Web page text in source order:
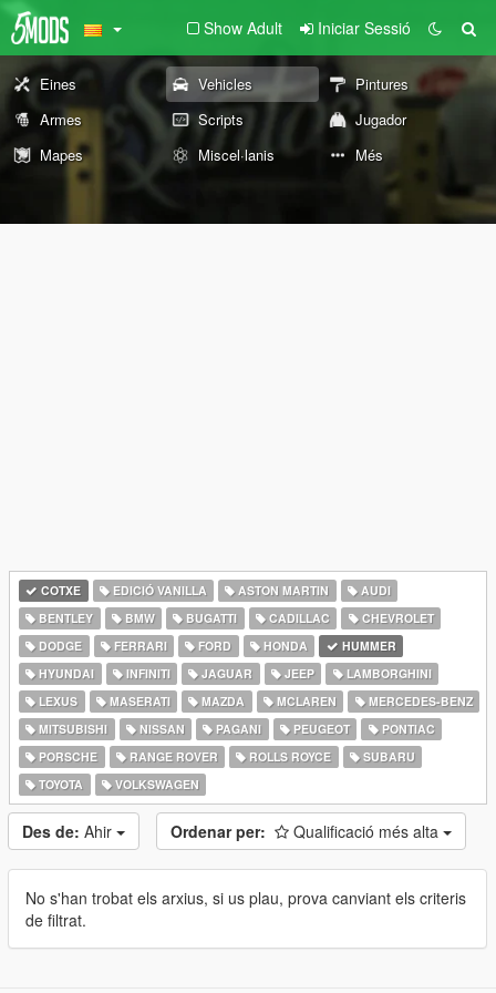
Show Adult Iniciar Sessió
Eines Vehicles
Pintures
Armes
Scripts
Jugador
Mapes
Miscel·lanis Més
COTXE EDICIÓ VANILLA ASTON MARTIN
AUDI
BENTLEY
BMW BUGATTI CADILLAC
CHEVROLET
DODGE
FERRARI FORD HONDA
HUMMER
HYUNDAI
INFINITI JAGUAR JEEP
LAMBORGHINI
LEXUS
MASERATI MAZDA MCLAREN
MERCEDES-BENZ
MITSUBISHI
NISSAN PAGANI PEUGEOT
PONTIAC
PORSCHE
RANGE ROVER ROLLS ROYCE
SUBARU
TOYOTA
VOLKSWAGEN
Des de: Ahir Ordenar per: Qualificació més alta
No s'han trobat els arxius, si us plau, prova canviant els criteris
de filtrat.